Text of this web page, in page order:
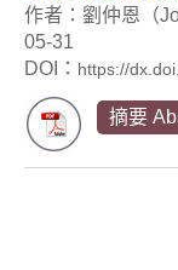
作者：劉仲恩（
05-31
DOI： https://
摘要